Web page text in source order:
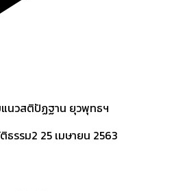
วสติปัฏฐาน ยุวพุทธฯ
ธรรม2 25 เมษายน 2563